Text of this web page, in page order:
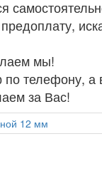
мы!
по телефону,
за Вас!